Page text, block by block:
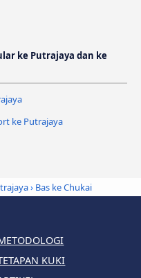
ke Putrajaya dan ke
ke Putrajaya
› Bas ke Chukai
KUKI